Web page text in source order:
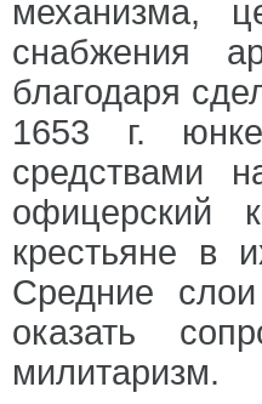
механизма,
снабжения
благодаря
1653 г.
средствами
офицерский
крестьяне в
Средние
оказать
милитаризм.